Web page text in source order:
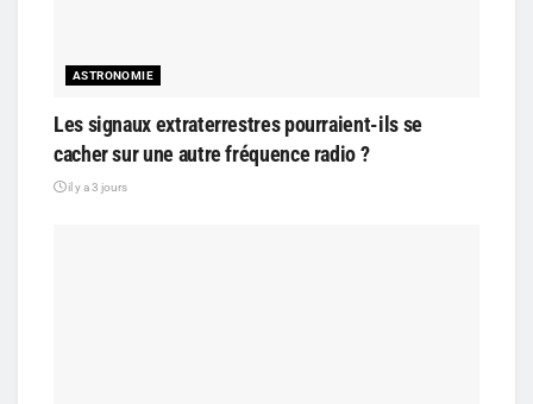
ASTRONOMIE
Les signaux extraterrestres pourraient-ils se
cacher sur une autre fréquence radio ?
il y a 3 jours